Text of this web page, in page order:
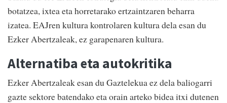
botatzea, ixtea eta horretarako ertzaintzaren beharra
izatea. EAJren kultura kontrolaren kultura dela esan du
Ezker Abertzaleak, ez garapenaren kultura.
Alternatiba eta autokritika
Ezker Abertzaleak esan du Gaztelekua ez dela baliogarri
gazte sektore batendako eta orain arteko bidea itxi dutenen